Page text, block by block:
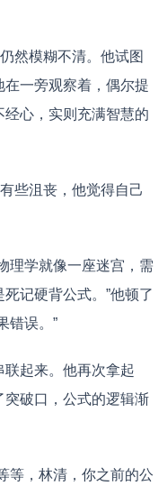
然模糊不清。他试图
一旁观察着，偶尔提
心，实则充满智慧的
些沮丧，他觉得自己
理学就像一座迷宫，需
记硬背公式。”他顿了
错误。”
起来。他再次拿起
破口，公式的逻辑渐
等，林清，你之前的公